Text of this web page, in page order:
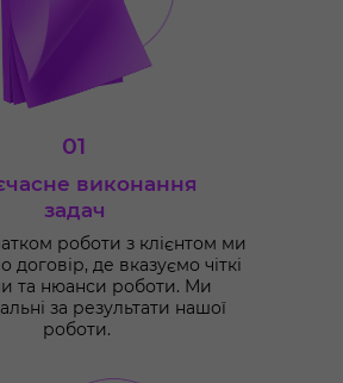
виконання
задач
01
роботи з клієнтом ми
договір, де вказуємо чіткі
та нюанси роботи. Ми
за результати нашої
роботи.